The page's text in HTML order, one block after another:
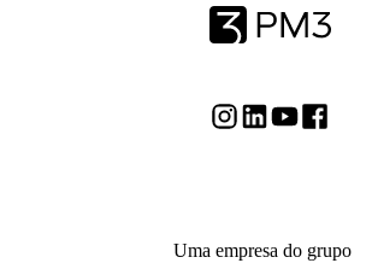
Uma empresa do grupo